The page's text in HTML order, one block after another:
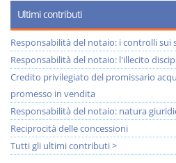
Ultimi contributi
Responsabilità del notaio: i controlli
Responsabilità del notaio: l'illecito
Credito privilegiato del promissario
promesso in vendita
Responsabilità del notaio: natura
Reciprocità delle concessioni
Tutti gli ultimi contributi >